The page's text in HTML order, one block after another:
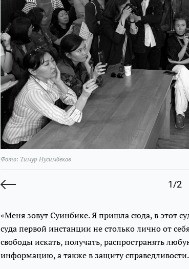
1/2
Фото: Тимур Нусимбеков
«Меня зовут Суинбике. Я пришла сюда, в этот
суда первой инстанции не столько лично от
свободы искать, получать, распространять
информацию, а также в защиту справедливости.